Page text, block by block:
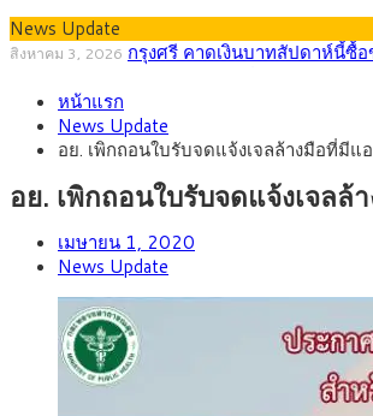
News Update
สิงหาคม 3, 2026 กรุงศรี คาดเงินบาทสัปดาห์นี้ซื้
กรกฎาคม 27, 2026
กรกฎาคม 27, 2026 กรุงศรี คาดเงินบาทสัปดาห์
สิงหาคม 5, 2026 ครม.ไฟเขียวหลักการ ร่าง พ.ร.
สิงหาคม 4, 2026 สธ.ชี้ รพ.รัฐแบกรับผู้ป่วยบัตรทอ
หน้าแรก
News Update
อย. เพิกถอนใบรับจดแจ้งเจลล้างมือที่มีแ
อย. เพิกถอนใบรับจดแจ้งเจล
เมษายน 1, 2020
News Update